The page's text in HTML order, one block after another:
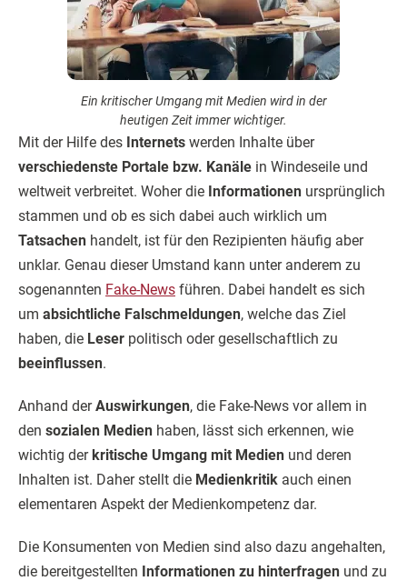
Ein kritischer Umgang mit Medien wird in der
heutigen Zeit immer wichtiger.
Mit der Hilfe des Internets werden Inhalte über
verschiedenste Portale bzw. Kanäle in Windeseile und
weltweit verbreitet. Woher die Informationen ursprünglich
stammen und ob es sich dabei auch wirklich um
Tatsachen handelt, ist für den Rezipienten häufig aber
unklar. Genau dieser Umstand kann unter anderem zu
sogenannten Fake-News führen. Dabei handelt es sich
um absichtliche Falschmeldungen, welche das Ziel
haben, die Leser politisch oder gesellschaftlich zu
beeinflussen.
Anhand derAuswirkungen, die Fake-News vor allem in
den sozialen Medien haben, lässt sich erkennen, wie
wichtig derkritische Umgang mit Medien und deren
Inhalten ist. Daher stellt die Medienkritik auch einen
elementaren Aspekt der Medienkompetenz dar.
Die Konsumenten von Medien sind also dazu angehalten,
die bereitgestellten Informationen zu hinterfragen und zu